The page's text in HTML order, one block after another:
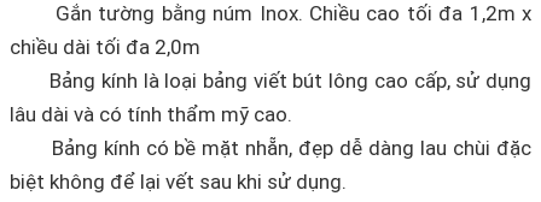
Gắn tường bằng núm Inox. Chiều cao tối đa 1,2m x
chiều dài tối đa 2,0m
Bảng kính là loại bảng viết bút lông cao cấp, sử dụng
lâu dài và có tính thẩm mỹ cao.
Bảng kính có bề mặt nhẵn, đẹp dễ dàng lau chùi đặc
biệt không để lại vết sau khi sử dụng.